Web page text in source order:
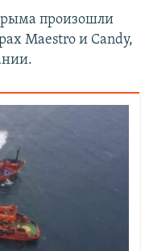
произошли
Maestro и Candy,